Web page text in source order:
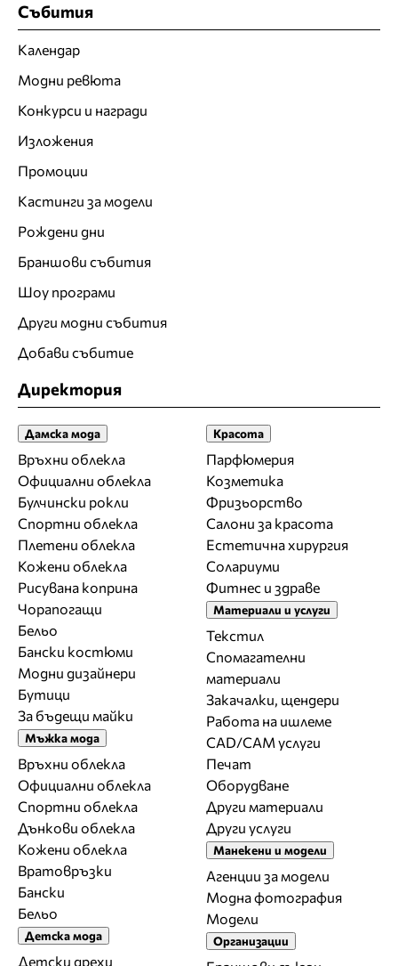
Събития
Календар
Модни ревюта
Конкурси и награди
Изложения
Промоции
Кастинги за модели
Рождени дни
Браншови събития
Шоу програми
Други модни събития
Добави събитие
Директория
Дамска мода
Връхни облекла
Официални облекла
Булчински рокли
Спортни облекла
Плетени облекла
Кожени облекла
Рисувана коприна
Чорапогащи
Бельо
Бански костюми
Модни дизайнери
Бутици
За бъдещи майки
Мъжка мода
Връхни облекла
Официални облекла
Спортни облекла
Дънкови облекла
Кожени облекла
Вратовръзки
Бански
Бельо
Детска мода
Детски дрехи
Красота
Парфюмерия
Козметика
Фризьорство
Салони за красота
Естетична хирургия
Солариуми
Фитнес и здраве
Материали и услуги
Текстил
Спомагателни
материали
Закачалки, щендери
Работа на ишлеме
CAD/CAM услуги
Печат
Оборудване
Други материали
Други услуги
Манекени и модели
Агенции за модели
Модна фотография
Модели
Организации